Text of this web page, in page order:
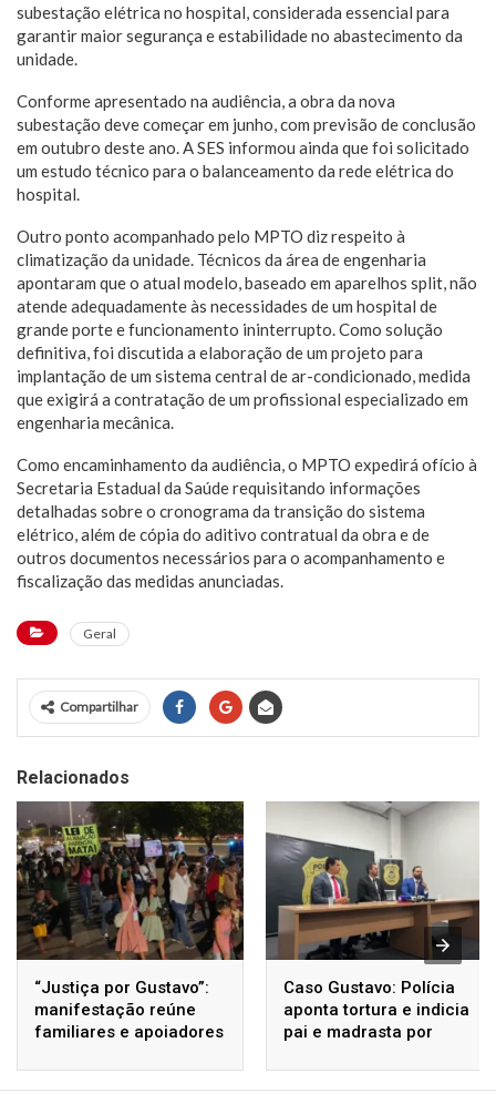
subestação elétrica no hospital, considerada essencial para
garantir maior segurança e estabilidade no abastecimento da
unidade.
Conforme apresentado na audiência, a obra da nova
subestação deve começar em junho, com previsão de conclusão
em outubro deste ano. A SES informou ainda que foi solicitado
um estudo técnico para o balanceamento da rede elétrica do
hospital.
Outro ponto acompanhado pelo MPTO diz respeito à
climatização da unidade. Técnicos da área de engenharia
apontaram que o atual modelo, baseado em aparelhos split, não
atende adequadamente às necessidades de um hospital de
grande porte e funcionamento ininterrupto. Como solução
definitiva, foi discutida a elaboração de um projeto para
implantação de um sistema central de ar-condicionado, medida
que exigirá a contratação de um profissional especializado em
engenharia mecânica.
Como encaminhamento da audiência, o MPTO expedirá ofício à
Secretaria Estadual da Saúde requisitando informações
detalhadas sobre o cronograma da transição do sistema
elétrico, além de cópia do aditivo contratual da obra e de
outros documentos necessários para o acompanhamento e
fiscalização das medidas anunciadas.
Geral
Compartilhar
Relacionados
“Justiça por Gustavo”:
manifestação reúne
familiares e apoiadores
Caso Gustavo: Polícia
aponta tortura e indicia
pai e madrasta por